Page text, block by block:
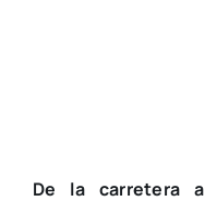
De la carretera a